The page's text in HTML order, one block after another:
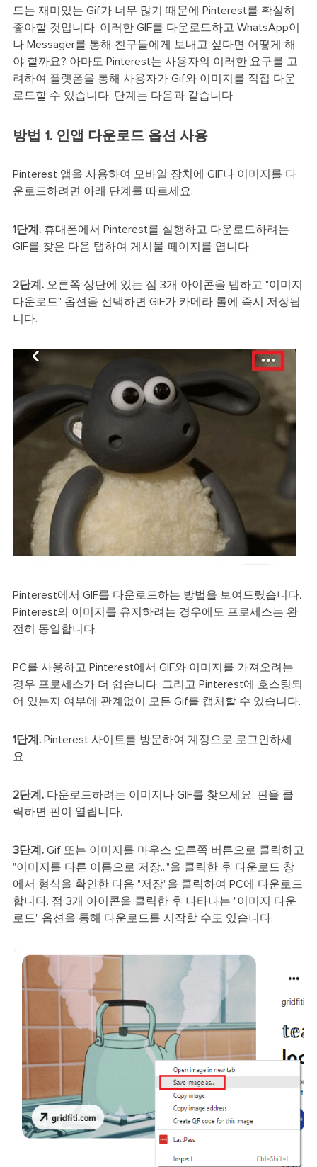
드는 재미있는 Gif가 너무 많기 때문에 Pinterest를 확실히
좋아할 것입니다. 이러한 GIF를 다운로드하고 WhatsApp이
나 Messager를 통해 친구들에게 보내고 싶다면 어떻게 해
야 할까요? 아마도 Pinterest는 사용자의 이러한 요구를 고
려하여 플랫폼을 통해 사용자가 Gif와 이미지를 직접 다운
로드할 수 있습니다. 단계는 다음과 같습니다.
방법 1. 인앱 다운로드 옵션 사용
Pinterest 앱을 사용하여 모바일 장치에 GIF나 이미지를 다
운로드하려면 아래 단계를 따르세요.
1단계.휴대폰에서 Pinterest를 실행하고 다운로드하려는
GIF를 찾은 다음 탭하여 게시물 페이지를 엽니다.
2단계.오른쪽 상단에 있는 점 3개 아이콘을 탭하고 "이미지
다운로드" 옵션을 선택하면 GIF가 카메라 롤에 즉시 저장됩
니다.
Pinterest에서 GIF를 다운로드하는 방법을 보여드렸습니다.
Pinterest의 이미지를 유지하려는 경우에도 프로세스는 완
전히 동일합니다.
PC를 사용하고 Pinterest에서 GIF와 이미지를 가져오려는
경우 프로세스가 더 쉽습니다. 그리고 Pinterest에 호스팅되
어 있는지 여부에 관계없이 모든 Gif를 캡처할 수 있습니다.
1단계.Pinterest 사이트를 방문하여 계정으로 로그인하세
요.
2단계.다운로드하려는 이미지나 GIF를 찾으세요. 핀을 클
릭하면 핀이 열립니다.
3단계.Gif 또는 이미지를 마우스 오른쪽 버튼으로 클릭하고
"이미지를 다른 이름으로 저장..."을 클릭한 후 다운로드 창
에서 형식을 확인한 다음 "저장"을 클릭하여 PC에 다운로드
합니다. 점 3개 아이콘을 클릭한 후 나타나는 "이미지 다운
로드" 옵션을 통해 다운로드를 시작할 수도 있습니다.